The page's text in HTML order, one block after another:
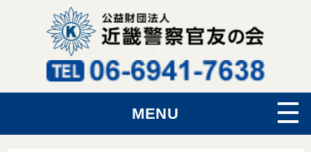
MENU